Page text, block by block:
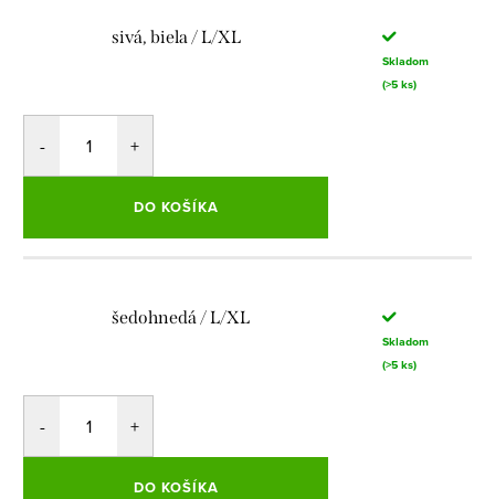
sivá, biela / L/XL
Skladom
(>5 ks)
DO KOŠÍKA
šedohnedá / L/XL
Skladom
(>5 ks)
DO KOŠÍKA